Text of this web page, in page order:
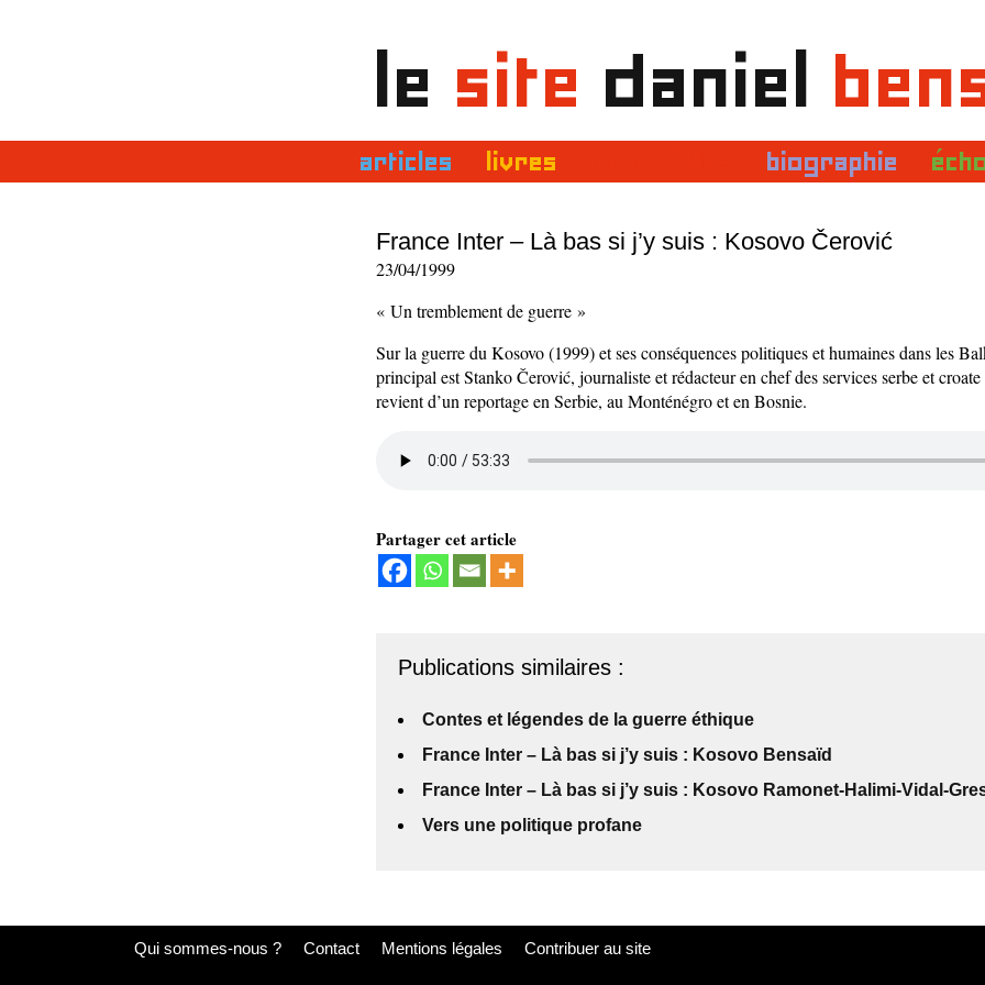
le site daniel
articles livres biographie
France Inter – Là bas si j’y suis : Kosovo Čerović
23/04/1999
« Un tremblement de guerre »
Sur la guerre du Kosovo (1999) et ses conséquences politiques et humaines dans les
principal est Stanko Čerović, journaliste et rédacteur en chef des services serbe et
revient d’un reportage en Serbie, au Monténégro et en Bosnie.
Partager cet article
Publications similaires :
Contes et légendes de la guerre éthique
France Inter – Là bas si j’y suis : Kosovo Bensaïd
France Inter – Là bas si j’y suis : Kosovo Ramonet-Halimi-Vidal-
Vers une politique profane
Qui sommes-nous ? Contact Mentions légales Contribuer au site